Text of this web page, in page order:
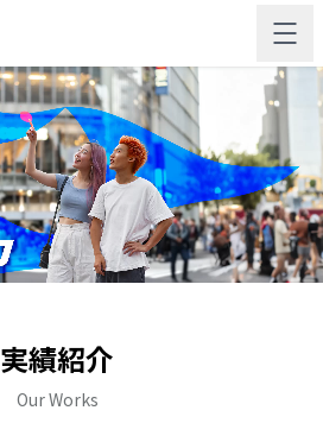
実績紹介
Our Works